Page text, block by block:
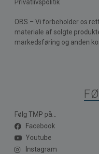
Privatlivspolitik
OBS – Vi forbeholder os
materiale af solgte
markedsføring og anden
Følg TMP på...
Facebook
Youtube
Instagram